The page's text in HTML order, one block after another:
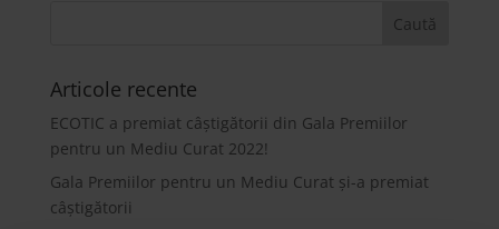
Articole recente
ECOTIC a premiat câștigătorii din Gala Premiilor
pentru un Mediu Curat 2022!
Gala Premiilor pentru un Mediu Curat și-a premiat
câștigătorii